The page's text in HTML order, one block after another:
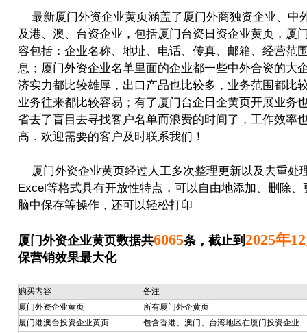
最新厦门外资企业黄页涵盖了厦门外商独资企业、中
及港、澳、台资企业，包括厦门台资日资企业黄页，厦
容包括：企业名称、地址、电话、传真、邮箱、经营范
息；厦门外资企业名单里面的企业都一些中外合资的大
济实力都比较雄厚，出口产品也比较多，业务范围都比
业务往来都比较容易；有了厦门台企日企黄页开展业务
省去了盲目去寻找客户名单而浪费的时间了，工作效率
高．欢迎需要的客户及时联系我们！
厦门外资企业黄页经过人工多次整理更新以及去重处
Excel等格式具有开放性特点，可以自由地添加、删除
脑中保存等操作，还可以轻松打印
厦门外资企业黄页数据共6065条，截止到 2025年
保营销效果最大化
购买内容
备注
厦门外资企业黄页
所有厦门外企黄页
厦门港澳台投资企业黄页
包含香港、澳门、台湾地区在厦门投资企业